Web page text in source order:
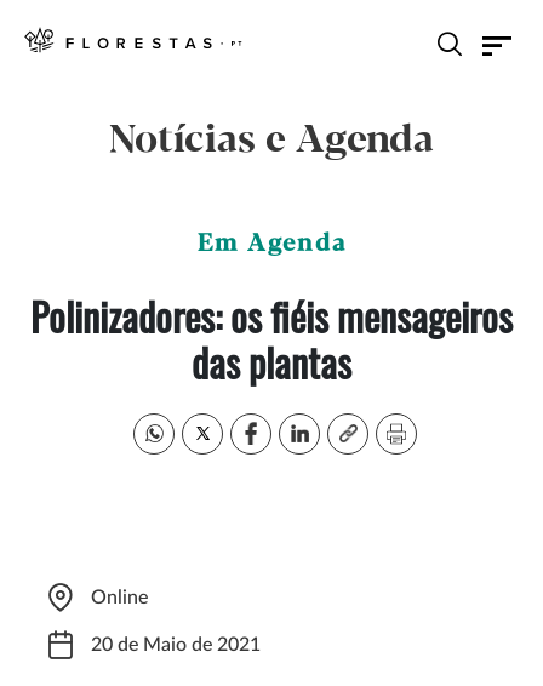
Notícias e Agenda
Em Agenda
Polinizadores: os fiéis mensageiros
das plantas
Online
20 de Maio de 2021